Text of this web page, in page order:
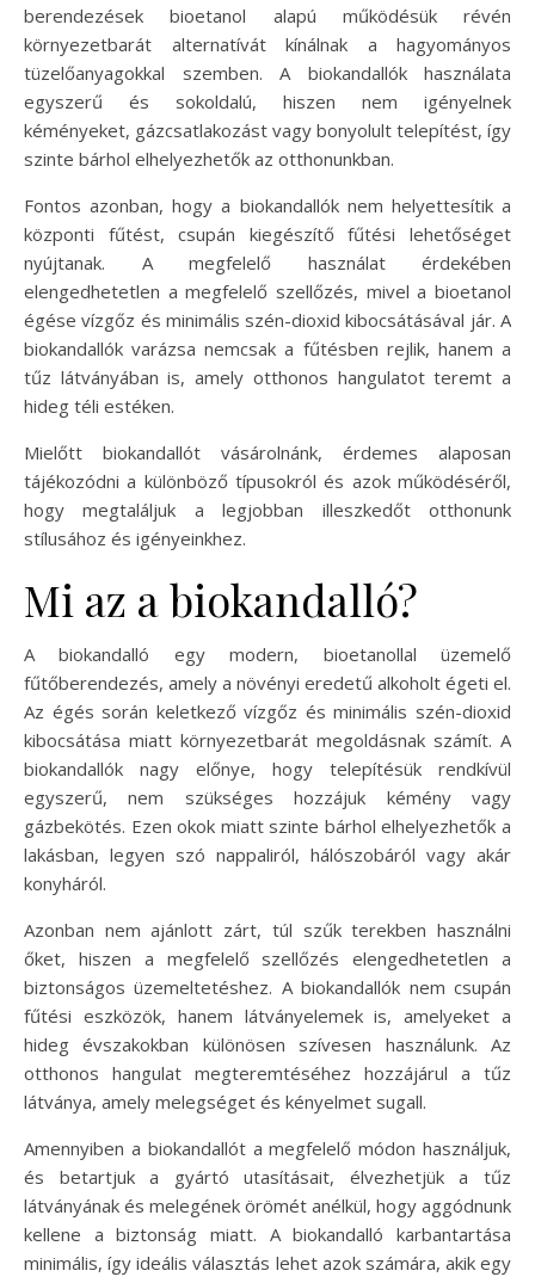
berendezések bioetanol alapú működésük révén
környezetbarát alternatívát kínálnak a hagyományos
tüzelőanyagokkal szemben. A biokandallók használata
egyszerű és sokoldalú, hiszen nem igényelnek
kéményeket, gázcsatlakozást vagy bonyolult telepítést, így
szinte bárhol elhelyezhetők az otthonunkban.
Fontos azonban, hogy a biokandallók nem helyettesítik a
központi fűtést, csupán kiegészítő fűtési lehetőséget
nyújtanak. A megfelelő használat érdekében
elengedhetetlen a megfelelő szellőzés, mivel a bioetanol
égése vízgőz és minimális szén-dioxid kibocsátásával jár. A
biokandallók varázsa nemcsak a fűtésben rejlik, hanem a
tűz látványában is, amely otthonos hangulatot teremt a
hideg téli estéken.
Mielőtt biokandallót vásárolnánk, érdemes alaposan
tájékozódni a különböző típusokról és azok működéséről,
hogy megtaláljuk a legjobban illeszkedőt otthonunk
stílusához és igényeinkhez.
Mi az a biokandalló?
A biokandalló egy modern, bioetanollal üzemelő
fűtőberendezés, amely a növényi eredetű alkoholt égeti el.
Az égés során keletkező vízgőz és minimális szén-dioxid
kibocsátása miatt környezetbarát megoldásnak számít. A
biokandallók nagy előnye, hogy telepítésük rendkívül
egyszerű, nem szükséges hozzájuk kémény vagy
gázbekötés. Ezen okok miatt szinte bárhol elhelyezhetők a
lakásban, legyen szó nappaliról, hálószobáról vagy akár
konyháról.
Azonban nem ajánlott zárt, túl szűk terekben használni
őket, hiszen a megfelelő szellőzés elengedhetetlen a
biztonságos üzemeltetéshez. A biokandallók nem csupán
fűtési eszközök, hanem látványelemek is, amelyeket a
hideg évszakokban különösen szívesen használunk. Az
otthonos hangulat megteremtéséhez hozzájárul a tűz
látványa, amely melegséget és kényelmet sugall.
Amennyiben a biokandallót a megfelelő módon használjuk,
és betartjuk a gyártó utasításait, élvezhetjük a tűz
látványának és melegének örömét anélkül, hogy aggódnunk
kellene a biztonság miatt. A biokandalló karbantartása
minimális, így ideális választás lehet azok számára, akik egy